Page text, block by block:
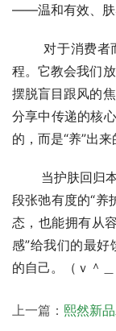
——温和有效、肤
程。它教会我们
摆脱盲目跟风的
分享中传递的核
的，而是“养”出
段张弛有度的“养
态，也能拥有从
感”给我们的最
的自己。（ｖ＾
上一篇： 熙然新